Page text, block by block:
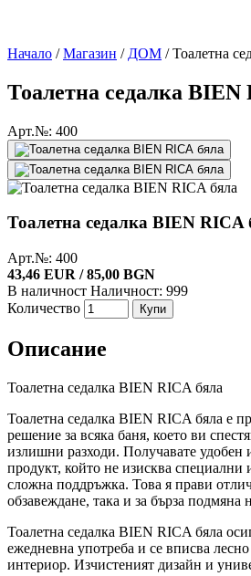
Начало / Магазин / ДОМ / Тоалетна
Тоалетна седалка BIEN
Арт.№: 400
Тоалетна седалка BIEN RICA
Арт.№: 400
43,46 EUR / 85,00 BGN
В наличност Наличност: 999
Количество
Купи
Описание
Тоалетна седалка BIEN RICA бяла
Тоалетна седалка BIEN RICA бяла е
решение за всяка баня, което ви
излишни разходи. Получавате удобен
продукт, който не изисква специални
сложна поддръжка. Това я прави
обзавеждане, така и за бърза подмяна
Тоалетна седалка BIEN RICA бяла
ежедневна употреба и се вписва
интериор. Изчистеният дизайн и